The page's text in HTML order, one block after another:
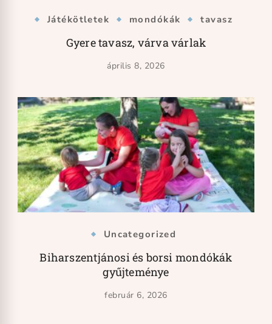
Játékötletek mondókák tavasz
Gyere tavasz, várva várlak
április 8, 2026
Uncategorized
Biharszentjánosi és borsi mondókák
gyűjteménye
február 6, 2026